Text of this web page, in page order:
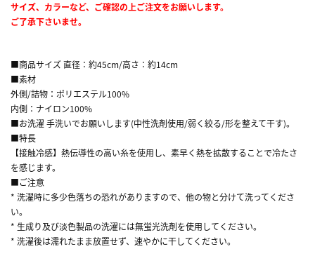
サイズ、カラーなど、ご確認の上ご注文をお願いします。
ご了承下さいませ。
■商品サイズ 直径：約45cm/高さ：約14cm
■素材
外側/詰物：ポリエステル100%
内側：ナイロン100%
■お洗濯 手洗いでお願いします(中性洗剤使用/弱く絞る/形を整えて干す)。
■特長
【接触冷感】熱伝導性の高い糸を使用し、素早く熱を拡散することで冷たさ
を感じます。
■ご注意
* 洗濯時に多少色落ちの恐れがありますので、他の物と分けて洗ってくださ
い。
* 生成り及び淡色製品の洗濯には無蛍光洗剤を使用してください。
* 洗濯後は濡れたまま放置せず、速やかに干してください。